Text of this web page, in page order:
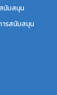
นับสนุน
ารสนับสนุน